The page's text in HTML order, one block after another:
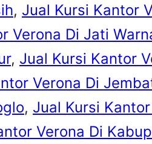
, Jual Kursi Kantor
Verona Di Jati
, Jual Kursi Kantor
Verona Di
, Jual Kursi
Verona Di